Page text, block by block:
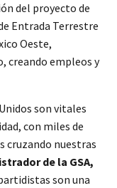
del proyecto de
Entrada Terrestre
Oeste,
creando empleos y
son vitales
con miles de
cruzando nuestras
de la GSA,
son una